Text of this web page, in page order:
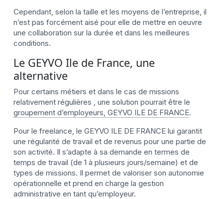
Cependant, selon la taille et les moyens de l’entreprise, il
n’est pas forcément aisé pour elle de mettre en oeuvre
une collaboration sur la durée et dans les meilleures
conditions.
Le GEYVO Ile de France, une
alternative
Pour certains métiers et dans le cas de missions
relativement régulières , une solution pourrait être le
groupement d’employeurs, GEYVO ILE DE FRANCE.
Pour le freelance, le GEYVO ILE DE FRANCE lui garantit
une régularité de travail et de revenus pour une partie de
son activité. Il s’adapte à sa demande en termes de
temps de travail (de 1 à plusieurs jours/semaine) et de
types de missions. Il permet de valoriser son autonomie
opérationnelle et prend en charge la gestion
administrative en tant qu’employeur.